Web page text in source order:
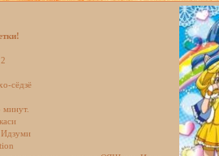
сёдзё
Идзуми